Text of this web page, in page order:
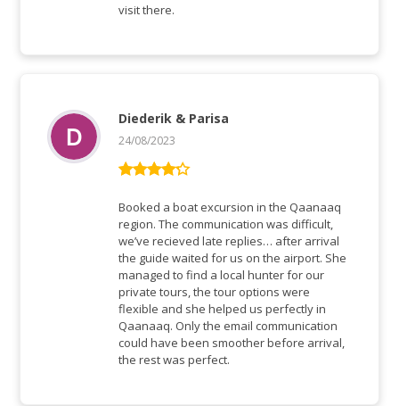
visit there.
out of 5
Diederik & Parisa
24/08/2023
Booked a boat excursion in the Qaanaaq
region. The communication was difficult,
we’ve recieved late replies… after arrival
the guide waited for us on the airport. She
managed to find a local hunter for our
private tours, the tour options were
flexible and she helped us perfectly in
Qaanaaq. Only the email communication
could have been smoother before arrival,
the rest was perfect.